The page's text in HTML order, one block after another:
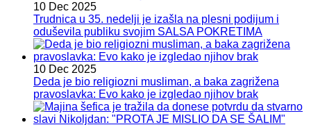
10 Dec 2025
Trudnica u 35. nedelji je izašla na plesni podijum i
oduševila publiku svojim SALSA POKRETIMA
10 Dec 2025
Deda je bio religiozni musliman, a baka zagrižena
pravoslavka: Evo kako je izgledao njihov brak